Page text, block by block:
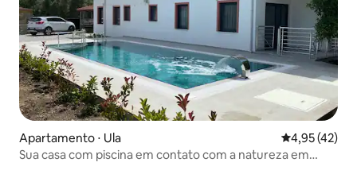
Apartamento ⋅ Ula 4,95 de uma
4,95 (42)
Sua casa com piscina em contato com a natureza em